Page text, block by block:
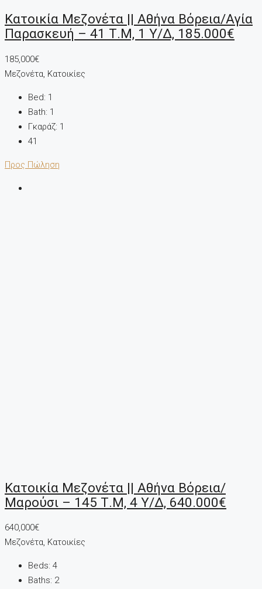
Κατοικία Μεζονέτα || Αθήνα Βόρεια/Αγία
Παρασκευή – 41 Τ.μ, 1 Υ/Δ, 185.000€
185,000€
Μεζονέτα, Κατοικίες
Bed: 1
Bath: 1
Γκαράζ: 1
41
Προς Πώληση
Κατοικία Μεζονέτα || Αθήνα Βόρεια/
Μαρούσι – 145 Τ.μ, 4 Υ/Δ, 640.000€
640,000€
Μεζονέτα, Κατοικίες
Beds: 4
Baths: 2